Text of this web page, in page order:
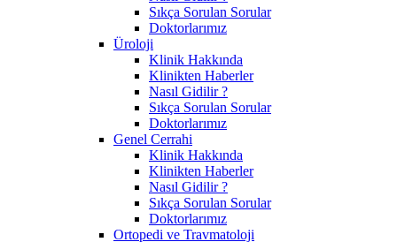
Sıkça Sorulan Sorular
Doktorlarımız
Üroloji
Klinik Hakkında
Klinikten Haberler
Nasıl Gidilir ?
Sıkça Sorulan Sorular
Doktorlarımız
Genel Cerrahi
Klinik Hakkında
Klinikten Haberler
Nasıl Gidilir ?
Sıkça Sorulan Sorular
Doktorlarımız
Ortopedi ve Travmatoloji